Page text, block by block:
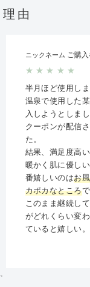
由
稿日 2026/1/17
動して購
代わりに
入しまし
にしても
ていて一
ばらくポ
と水道代
安くなっ